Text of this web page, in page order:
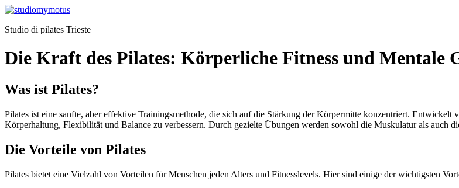
Vai
contenuto
Studio di pilates Trieste
Die Kraft des Pilates: Körperliche Fitness und Mentale
Was ist Pilates?
Pilates ist eine sanfte, aber effektive Trainingsmethode, die sich auf die Stärkung der Körpermitte konzentriert. Entwickelt
Körperhaltung, Flexibilität und Balance zu verbessern. Durch gezielte Übungen werden sowohl die Muskulatur als auch
Die Vorteile von Pilates
Pilates bietet eine Vielzahl von Vorteilen für Menschen jeden Alters und Fitnesslevels. Hier sind einige der wichtigsten